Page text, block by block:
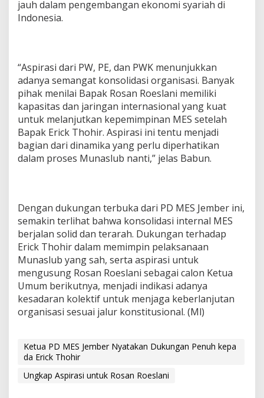
jauh dalam pengembangan ekonomi syariah di
Indonesia.
“Aspirasi dari PW, PE, dan PWK menunjukkan
adanya semangat konsolidasi organisasi. Banyak
pihak menilai Bapak Rosan Roeslani memiliki
kapasitas dan jaringan internasional yang kuat
untuk melanjutkan kepemimpinan MES setelah
Bapak Erick Thohir. Aspirasi ini tentu menjadi
bagian dari dinamika yang perlu diperhatikan
dalam proses Munaslub nanti,” jelas Babun.
Dengan dukungan terbuka dari PD MES Jember ini,
semakin terlihat bahwa konsolidasi internal MES
berjalan solid dan terarah. Dukungan terhadap
Erick Thohir dalam memimpin pelaksanaan
Munaslub yang sah, serta aspirasi untuk
mengusung Rosan Roeslani sebagai calon Ketua
Umum berikutnya, menjadi indikasi adanya
kesadaran kolektif untuk menjaga keberlanjutan
organisasi sesuai jalur konstitusional. (Ml)
Ketua PD MES Jember Nyatakan Dukungan Penuh kepa
da Erick Thohir
Ungkap Aspirasi untuk Rosan Roeslani